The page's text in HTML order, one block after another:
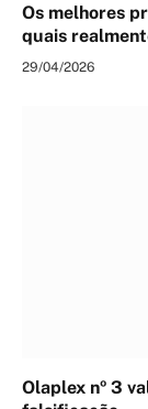
Os melhores
quais
29/04/2026
Olaplex nº 3